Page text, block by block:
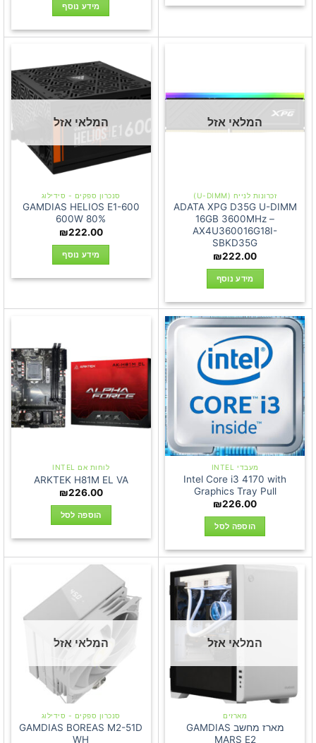
מידע נוסף
המלאי אזל
זכרונות לנייח (U-DIMM)
ADATA XPG D35G U-DIMM
16GB 3600MHz –
AX4U360016G18I-
SBKD35G
₪222.00
מידע נוסף
המלאי אזל
סנכרון ספקים - סידילוג
GAMDIAS HELIOS E1-600
600W 80%
₪222.00
מידע נוסף
מעבדי INTEL
Intel Core i3 4170 with
Graphics Tray Pull
₪226.00
הוספה לסל
לוחות אם INTEL
ARKTEK H81M EL VA
₪226.00
הוספה לסל
המלאי אזל
מארזים
מארז מחשב GAMDIAS
MARS E2
המלאי אזל
סנכרון ספקים - סידילוג
GAMDIAS BOREAS M2-51D
WH